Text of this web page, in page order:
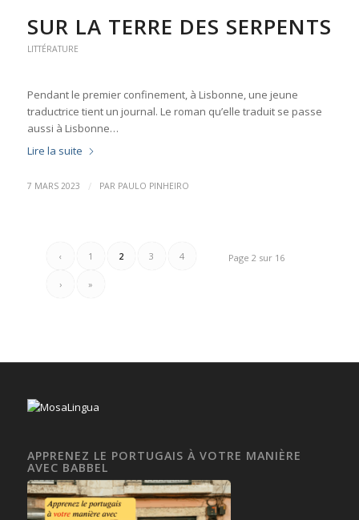
SUR LA TERRE DES SERPENTS
LITTÉRATURE
Pendant le premier confinement, à Lisbonne, une jeune
traductrice tient un journal. Le roman qu’elle traduit se passe
aussi à Lisbonne…
Lire la suite
7 MARS 2023 / PAR PAULO PINHEIRO
Page 2 sur 16
‹ 1 2 3 4
› »
APPRENEZ LE PORTUGAIS À VOTRE MANIÈRE
AVEC BABBEL